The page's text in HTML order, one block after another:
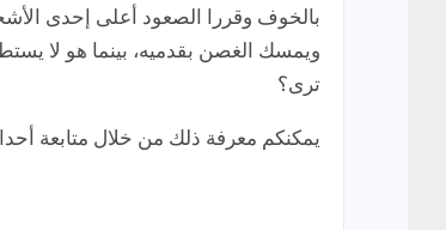
بالخوف وقررا الصعود أعلى إحدى
ويمسك الغصن بقدميه، بينما هو لا
ترى؟
يمكنكم معرفة ذلك من خلال متابعة